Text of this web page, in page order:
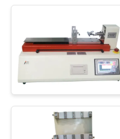
GIRO
FABBRICA
CONTROLLO
DI
QUALITÀ